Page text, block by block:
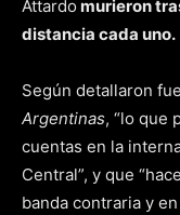
Attardo murieron
distancia cada uno.
Según detallaron
Argentinas, “lo que
cuentas en la
Central”, y que
banda contraria y en